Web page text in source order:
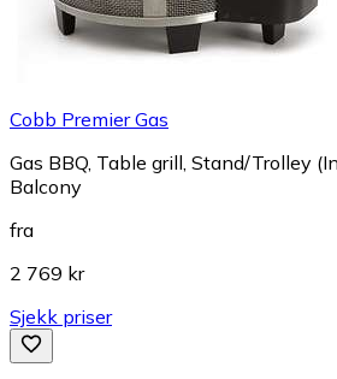
Cobb Premier Gas
Gas BBQ, Table grill, Stand/Trolley
Balcony
fra
2 769 kr
Sjekk priser